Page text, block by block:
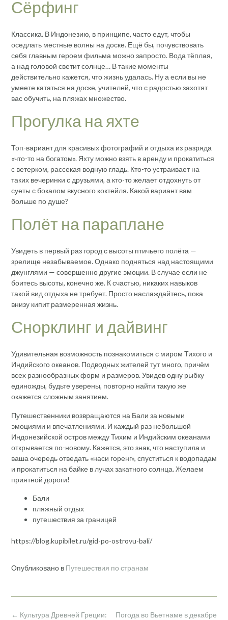
Сёрфинг
Классика. В Индонезию, в принципе, часто едут, чтобы
оседлать местные волны на доске. Ещё бы, почувствовать
себя главным героем фильма можно запросто. Вода тёплая,
а над головой светит солнце… В такие моменты
действительно кажется, что жизнь удалась. Ну а если вы не
умеете кататься на доске, учителей, что с радостью захотят
вас обучить, на пляжах множество.
Прогулка на яхте
Топ-вариант для красивых фотографий и отдыха из разряда
«что-то на богатом». Яхту можно взять в аренду и прокатиться
с ветерком, рассекая водную гладь. Кто-то устраивает на
таких вечеринки с друзьями, а кто-то желает отдохнуть от
суеты с бокалом вкусного коктейля. Какой вариант вам
больше по душе?
Полёт на параплане
Увидеть в первый раз город с высоты птичьего полёта —
зрелище незабываемое. Однако подняться над настоящими
джунглями — совершенно другие эмоции. В случае если не
боитесь высоты, конечно же. К счастью, никаких навыков
такой вид отдыха не требует. Просто наслаждайтесь, пока
внизу кипит размеренная жизнь.
Снорклинг и дайвинг
Удивительная возможность познакомиться с миром Тихого и
Индийского океанов. Подводных жителей тут много, причём
всех разнообразных форм и размеров. Увидев одну рыбку
единожды, будьте уверены, повторно найти такую же
окажется сложным занятием.
Путешественники возвращаются на Бали за новыми
эмоциями и впечатлениями. И каждый раз небольшой
Индонезийской остров между Тихим и Индийским океанами
открывается по-новому. Кажется, это знак, что наступила и
ваша очередь отведать «наси горенг», спуститься к водопадам
и прокатиться на байке в лучах закатного солнца. Желаем
приятной дороги!
Бали
пляжный отдых
путешествия за границей
https://blog.kupibilet.ru/gid-po-ostrovu-bali/
Опубликовано в Путешествия по странам
Навигация
Погода во Вьетнаме в декабре
← Культура Древней Греции: